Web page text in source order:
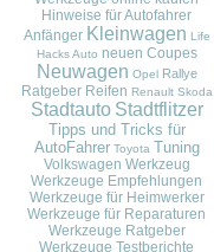
Hinweise für Autofahrer
Anfänger Kleinwagen Life
Hacks Auto neuen Coupes
Neuwagen Opel Rallye
Ratgeber Reifen Renault Skoda
Stadtauto Stadtflitzer
Tipps und Tricks für
AutoFahrer Toyota Tuning
Volkswagen Werkzeug
Werkzeuge Empfehlungen
Werkzeuge für Heimwerker
Werkzeuge für Reparaturen
Werkzeuge Ratgeber
Werkzeuge Testberichte